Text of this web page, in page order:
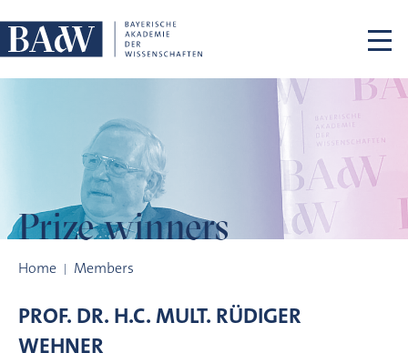
Prize winners
Home Members
PROF. DR. H.C. MULT. RÜDIGER
WEHNER